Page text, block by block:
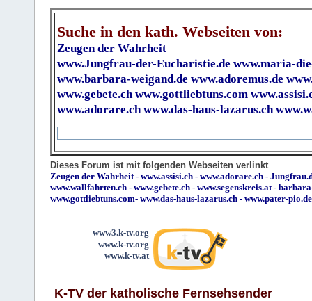
Suche in den kath. Webseiten von:
Zeugen der Wahrheit
www.Jungfrau-der-Eucharistie.de www.maria-
www.barbara-weigand.de www.adoremus.de
www.gebete.ch www.gottliebtuns.com
www.adorare.ch www.das-haus-lazarus.ch
Dieses Forum ist mit folgenden Webseiten verlinkt
Zeugen der Wahrheit - www.assisi.ch - www.adorare.ch -
www.wallfahrten.ch - www.gebete.ch - www.segenskreis.at -
www.gottliebtuns.com- www.das-haus-lazarus.ch - www.pater-pio.de
www3.k-tv.org
www.k-tv.org
www.k-tv.at
K-TV der katholische Fernsehsender